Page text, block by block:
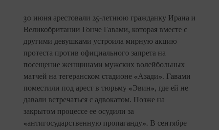
30 июня арестовали 25-летнюю гражданку Ирана и
Великобритании Гонче Гавами, которая вместе с
другими девушками устроила мирную акцию
протеста против официального запрета на
посещение женщинами мужских волейбольных
матчей на тегеранском стадионе «Азади». Гавами
поместили под арест в тюрьму «Эвин», где ей не
давали встречаться с адвокатом. Позже на
закрытом процессе ее осудили за
«антигосударственную пропаганду». В сентябре